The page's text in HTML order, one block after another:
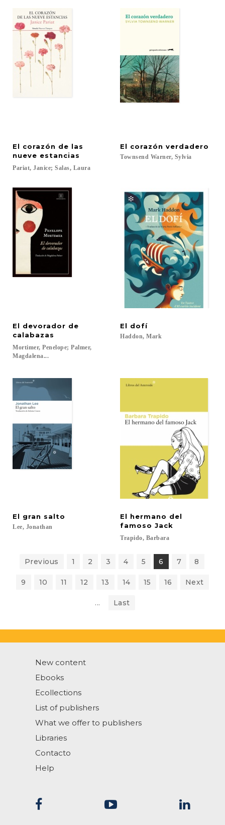
El corazón de las
nueve estancias
Pariat, Janice; Salas, Laura
El corazón verdadero
Townsend Warner, Sylvia
El devorador de
calabazas
Mortimer, Penelope; Palmer,
Magdalena...
El dofí
Haddon, Mark
El gran salto
Lee, Jonathan
El hermano del
famoso Jack
Trapido, Barbara
Previous 1 2 3 4 5 6 7 8
9 10 11 12 13 14 15 16 Next
... Last
New content
Ebooks
Ecollections
List of publishers
What we offer to publishers
Libraries
Contacto
Help